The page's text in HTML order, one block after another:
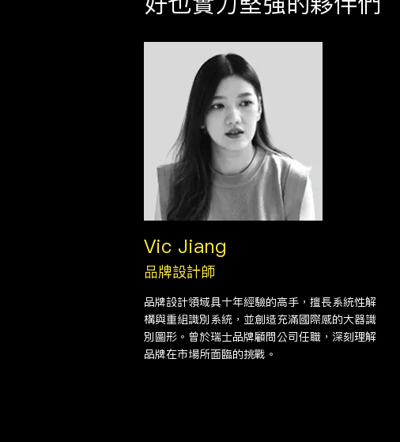
Vic Jiang
品牌設計師
品牌設計領域具十年經驗的高手，擅長系統性解
構與重組識別系統，並創造充滿國際感的大器識
別圖形。曾於瑞士品牌顧問公司任職，深刻理解
品牌在市場所面臨的挑戰。